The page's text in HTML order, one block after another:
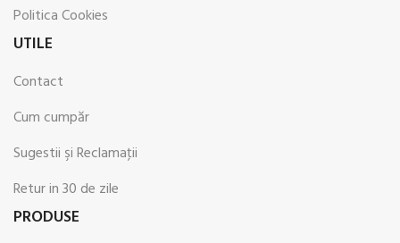
Politica Cookies
UTILE
Contact
Cum cumpăr
Sugestii şi Reclamaţii
Retur in 30 de zile
PRODUSE